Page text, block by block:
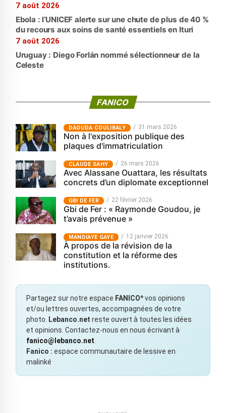
7 août 2026
Ebola : l’UNICEF alerte sur une chute de plus de 40 %
du recours aux soins de santé essentiels en Ituri
7 août 2026
Uruguay : Diego Forlán nommé sélectionneur de la
Celeste
FANICO
‎DAOUDA COULIBALY 31 mars 2026
Non à l'exposition publique des
plaques d'immatriculation
CLAUDE SAHY 26 mars 2026
Avec Alassane Ouattara, les résultats
concrets d’un diplomate exceptionnel
GBI DE FER 22 février 2026
Gbi de Fer : « Raymonde Goudou, je
t’avais prévenue »
MANDIAYE GAYE 12 janvier 2026
À propos de la révision de la
constitution et la réforme des
institutions.
Partagez sur notre espace FANICO*vos opinions
et/ou lettres ouvertes, accompagnées de votre
photo.
Lebanco.net reste ouvert à toutes les idées
et opinions. Contactez-nous en nous écrivant à
fanico@lebanco.net
Fanico : espace communautaire de lessive en
malinké